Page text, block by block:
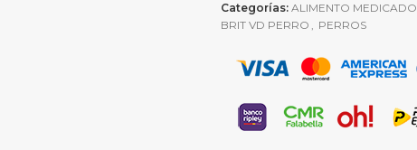
Categorías: ALIMENTO MEDICADO
BRIT VD PERRO , PERROS